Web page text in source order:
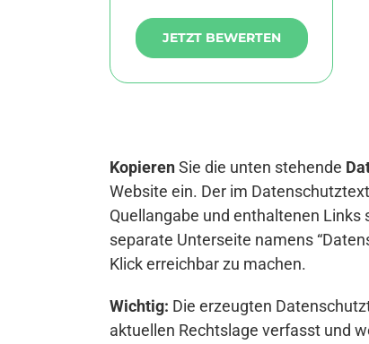
JETZT BEWERTEN
KopierenSie die unten stehende
Website ein. Der im
Quellangabe und enthaltenen
separate Unterseite namens
Klick erreichbar zu machen.
Wichtig: Die erzeugten
aktuellen Rechtslage verfasst und